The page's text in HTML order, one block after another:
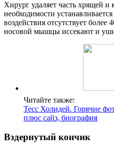
Хирург удаляет часть хрящей
необходимости
воздействия отсутствует более
носовой мышцы иссекают и
Читайте также:
Тесс Холидей. Горячие
плюс сайз, биография
Вздернутый кончик